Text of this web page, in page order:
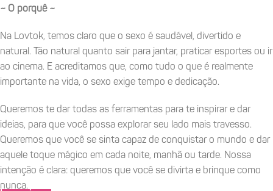
~ O porquê ~
Na Lovtok, temos claro que o sexo é saudável, divertido e
natural. Tão natural quanto sair para jantar, praticar esportes ou ir
ao cinema. E acreditamos que, como tudo o que é realmente
importante na vida, o sexo exige tempo e dedicação.
Queremos te dar todas as ferramentas para te inspirar e dar
ideias, para que você possa explorar seu lado mais travesso.
Queremos que você se sinta capaz de conquistar o mundo e dar
aquele toque mágico em cada noite, manhã ou tarde. Nossa
intenção é clara: queremos que você se divirta e brinque como
nunca.